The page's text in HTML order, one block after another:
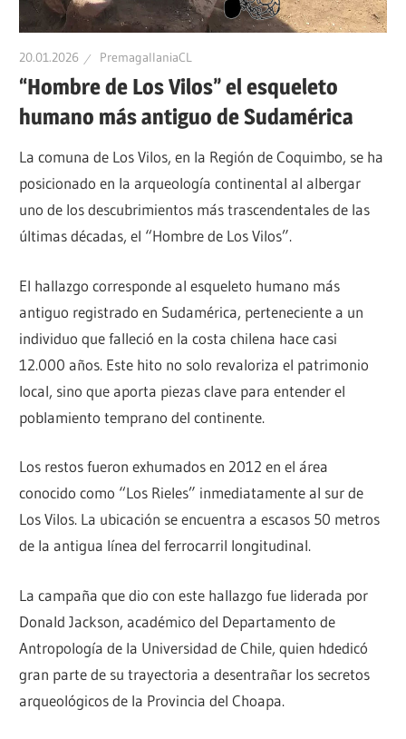
Patrimonio
de
Chile
Indígena,
20.01.2026 PremagallaniaCL
“Hombre de Los Vilos” el esqueleto
humano más antiguo de Sudamérica
La comuna de Los Vilos, en la Región de Coquimbo, se ha
posicionado en la arqueología continental al albergar
uno de los descubrimientos más trascendentales de las
últimas décadas, el “Hombre de Los Vilos”.
El hallazgo corresponde al esqueleto humano más
antiguo registrado en Sudamérica, perteneciente a un
individuo que falleció en la costa chilena hace casi
12.000 años. Este hito no solo revaloriza el patrimonio
local, sino que aporta piezas clave para entender el
poblamiento temprano del continente.
Los restos fueron exhumados en 2012 en el área
conocido como “Los Rieles” inmediatamente al sur de
Los Vilos. La ubicación se encuentra a escasos 50 metros
de la antigua línea del ferrocarril longitudinal.
La campaña que dio con este hallazgo fue liderada por
Donald Jackson, académico del Departamento de
Antropología de la Universidad de Chile, quien hdedicó
gran parte de su trayectoria a desentrañar los secretos
arqueológicos de la Provincia del Choapa.